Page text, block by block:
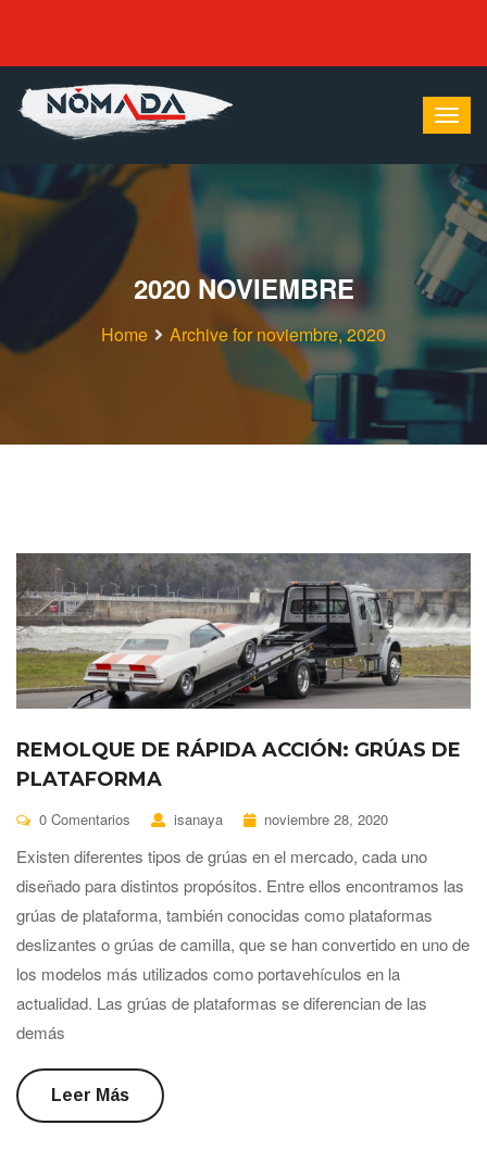
2020 NOVIEMBRE
Home Archive for noviembre, 2020
REMOLQUE DE RÁPIDA ACCIÓN: GRÚAS DE
PLATAFORMA
0 Comentarios isanaya noviembre 28, 2020
Existen diferentes tipos de grúas en el mercado, cada uno
diseñado para distintos propósitos. Entre ellos encontramos las
grúas de plataforma, también conocidas como plataformas
deslizantes o grúas de camilla, que se han convertido en uno de
los modelos más utilizados como portavehículos en la
actualidad. Las grúas de plataformas se diferencian de las
demás
Leer Más